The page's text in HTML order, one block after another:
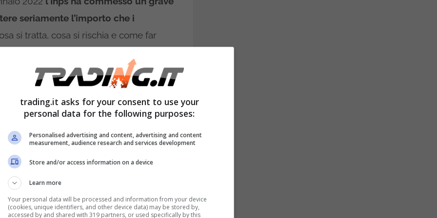
seriamente l’importo che i
si tratta, cosa si rischia e come far
della pensione
il presidente dell’Inps Pasquale
dell’importo degli assegni
la maggior parte dei pensionati
di perequazione,
di pensione minima o
trading.it asks for your consent to use your
personal data for the following purposes:
Personalised advertising and content, advertising and content
measurement, audience research and services development
Store and/or access information on a device
Learn more
Your personal data will be processed and information from your device
(cookies, unique identifiers, and other device data) may be stored by,
accessed by and shared with 319 partners, or used specifically by this